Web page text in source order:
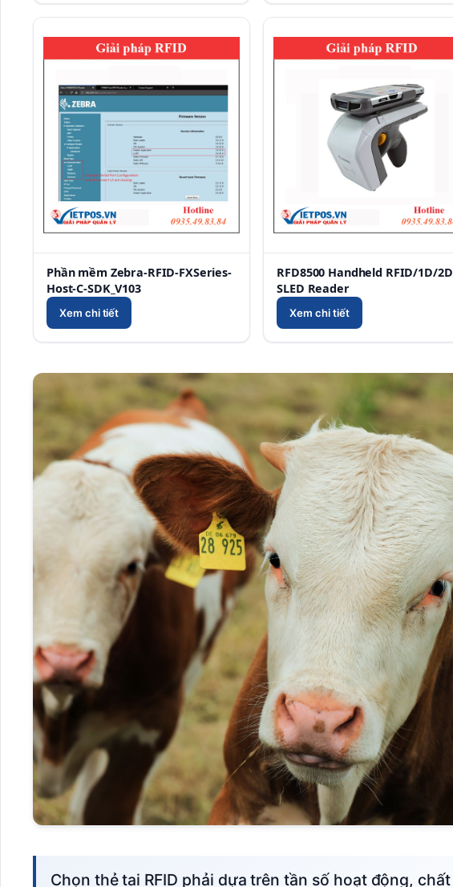
Phần mềm Zebra-RFID-FXSeries-
Host-C-SDK_V103
Xem chi tiết
RFD8500 Handheld RFID/1D/2D
SLED Reader
Xem chi tiết
Chọn thẻ tai RFID phải dựa trên tần số hoạt động, chất liệu thẻ, kích thước và khả năng